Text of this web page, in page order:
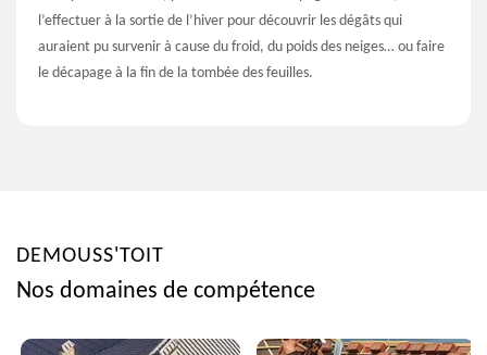
l’effectuer à la sortie de l’hiver pour découvrir les dégâts qui
auraient pu survenir à cause du froid, du poids des neiges… ou faire
le décapage à la fin de la tombée des feuilles.
DEMOUSS'TOIT
Nos domaines de compétence